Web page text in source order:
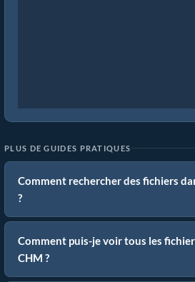
PLUS DE GUIDES PRATIQUES
Comment rechercher des fichiers
?
Comment puis-je voir tous les
CHM ?